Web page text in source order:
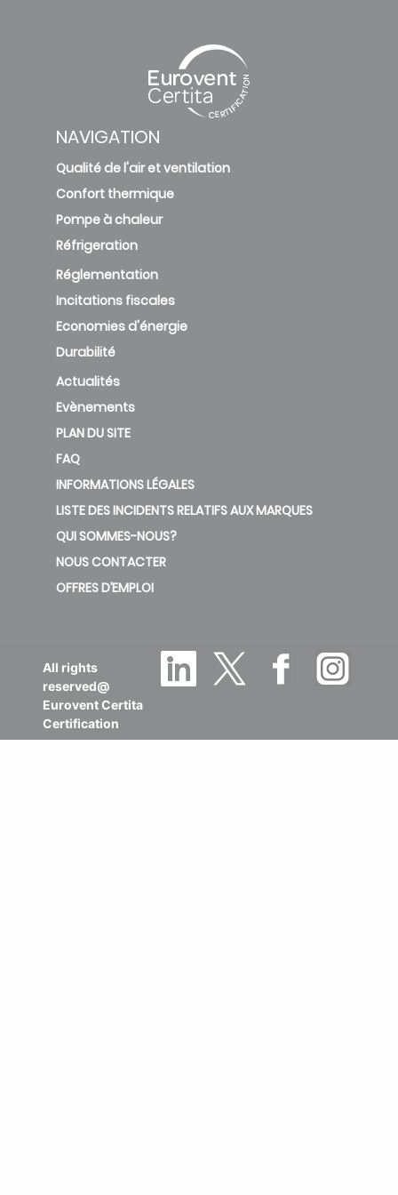
NAVIGATION
Qualité de l'air et ventilation
Confort thermique
Pompe à chaleur
Réfrigeration
Réglementation
Incitations fiscales
Economies d'énergie
Durabilité
Actualités
Evènements
PLAN DU SITE
FAQ
INFORMATIONS LÉGALES
LISTE DES INCIDENTS RELATIFS AUX MARQUES
QUI SOMMES-NOUS?
NOUS CONTACTER
OFFRES D’EMPLOI
All rights
reserved@
Eurovent Certita
Certification